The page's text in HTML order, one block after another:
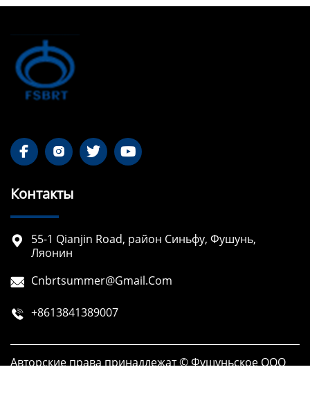
   
Контакты

55-1 Qianjin Road, район Синьфу, Фушунь,
Ляонин
 Cnbrtsummer@gmail.com
 +8613841389007
Авторские права принадлежат © Фушуньское ООО